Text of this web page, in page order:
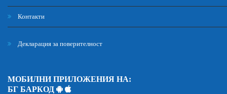
Контакти
Декларация за поверителност
МОБИЛНИ ПРИЛОЖЕНИЯ НА:
БГ БАРКОД